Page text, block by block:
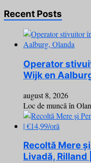
Recent Posts
Operator
Wijk en
august 8, 2026
Loc de muncă în
Recoltă Mere
Livadă,